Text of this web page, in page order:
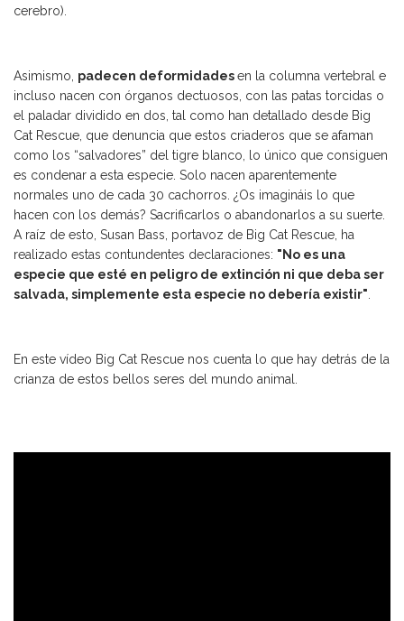
cerebro).
Asimismo, padecen deformidadesen la columna vertebral e
incluso nacen con órganos dectuosos, con las patas torcidas o
el paladar dividido en dos, tal como han detallado desde Big
Cat Rescue, que denuncia que estos criaderos que se afaman
como los “salvadores” del tigre blanco, lo único que consiguen
es condenar a esta especie. Solo nacen aparentemente
normales uno de cada 30 cachorros. ¿Os imagináis lo que
hacen con los demás? Sacrificarlos o abandonarlos a su suerte.
A raíz de esto, Susan Bass, portavoz de Big Cat Rescue, ha
realizado estas contundentes declaraciones: "No es una
especie que esté en peligro de extinción ni que deba ser
salvada, simplemente esta especie no debería existir".
En este vídeo Big Cat Rescue nos cuenta lo que hay detrás de la
crianza de estos bellos seres del mundo animal.